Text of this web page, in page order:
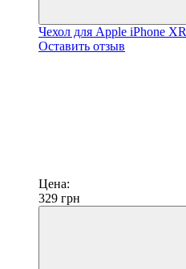
Чехол для Apple iPhone
Оставить отзыв
Цена:
329 грн